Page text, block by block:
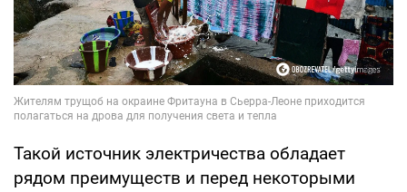
Такой источник электричества обладает
рядом преимуществ и перед некоторыми